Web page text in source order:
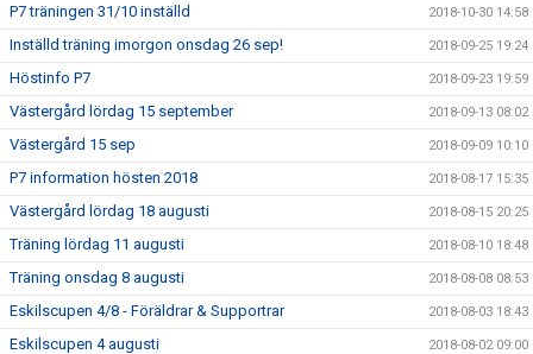
P7 träningen 31/10 inställd 2018-10-30 14:58
Inställd träning imorgon onsdag 26 sep! 2018-09-25 19:24
Höstinfo P7 2018-09-23 19:59
Västergård lördag 15 september 2018-09-13 08:02
Västergård 15 sep 2018-09-09 10:10
P7 information hösten 2018 2018-08-17 15:35
Västergård lördag 18 augusti 2018-08-15 20:25
Träning lördag 11 augusti 2018-08-10 18:48
Träning onsdag 8 augusti 2018-08-08 08:53
Eskilscupen 4/8 - Föräldrar & Supportrar 2018-08-03 18:43
Eskilscupen 4 augusti 2018-08-02 09:00